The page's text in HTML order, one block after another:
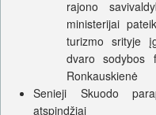
rajono
ministerijai
turizmo srityje
dvaro sodybos
Ronkauskienė
Senieji Skuodo
atspindžiai